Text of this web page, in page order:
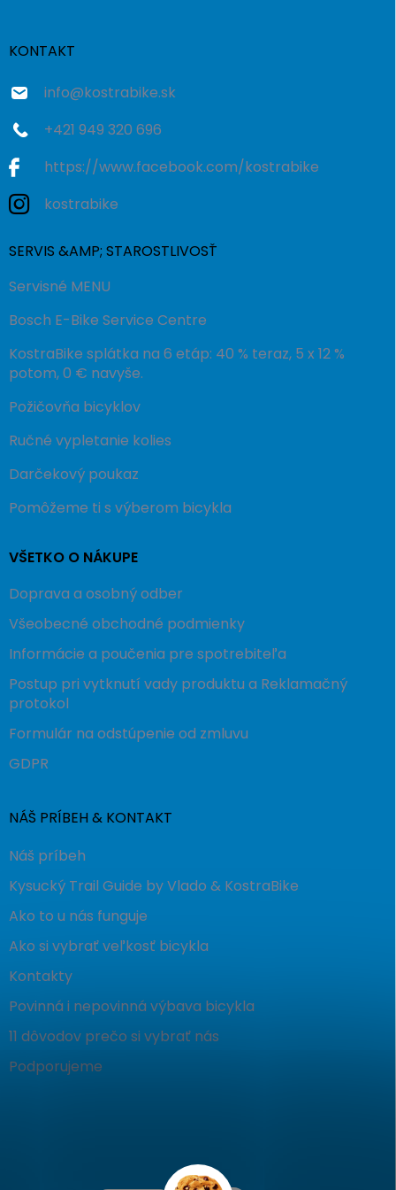
KONTAKT
info@kostrabike.sk
+421 949 320 696
https://www.facebook.com/kostrabike
kostrabike
SERVIS &AMP; STAROSTLIVOSŤ
Servisné MENU
Bosch E-Bike Service Centre
KostraBike splátka na 6 etáp: 40 % teraz, 5 x 12 %
potom, 0 € navyše.
Požičovňa bicyklov
Ručné vypletanie kolies
Darčekový poukaz
Pomôžeme ti s výberom bicykla
VŠETKO O NÁKUPE
Doprava a osobný odber
Všeobecné obchodné podmienky
Informácie a poučenia pre spotrebiteľa
Postup pri vytknutí vady produktu a Reklamačný
protokol
Formulár na odstúpenie od zmluvu
GDPR
NÁŠ PRÍBEH & KONTAKT
Náš príbeh
Kysucký Trail Guide by Vlado & KostraBike
Ako to u nás funguje
Ako si vybrať veľkosť bicykla
Kontakty
Povinná i nepovinná výbava bicykla
11 dôvodov prečo si vybrať nás
Podporujeme